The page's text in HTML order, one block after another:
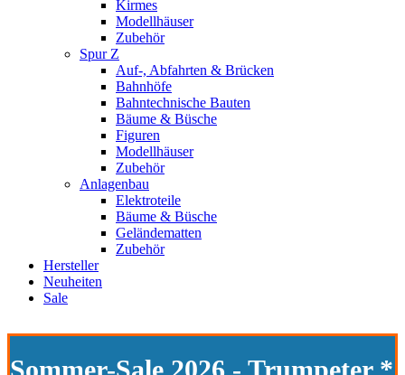
Kirmes
Modellhäuser
Zubehör
Spur Z
Auf-, Abfahrten & Brücken
Bahnhöfe
Bahntechnische Bauten
Bäume & Büsche
Figuren
Modellhäuser
Zubehör
Anlagenbau
Elektroteile
Bäume & Büsche
Geländematten
Zubehör
Hersteller
Neuheiten
Sale
Sommer-Sale 2026 - Trumpeter *